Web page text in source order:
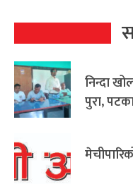
निन्दा
पुरा,